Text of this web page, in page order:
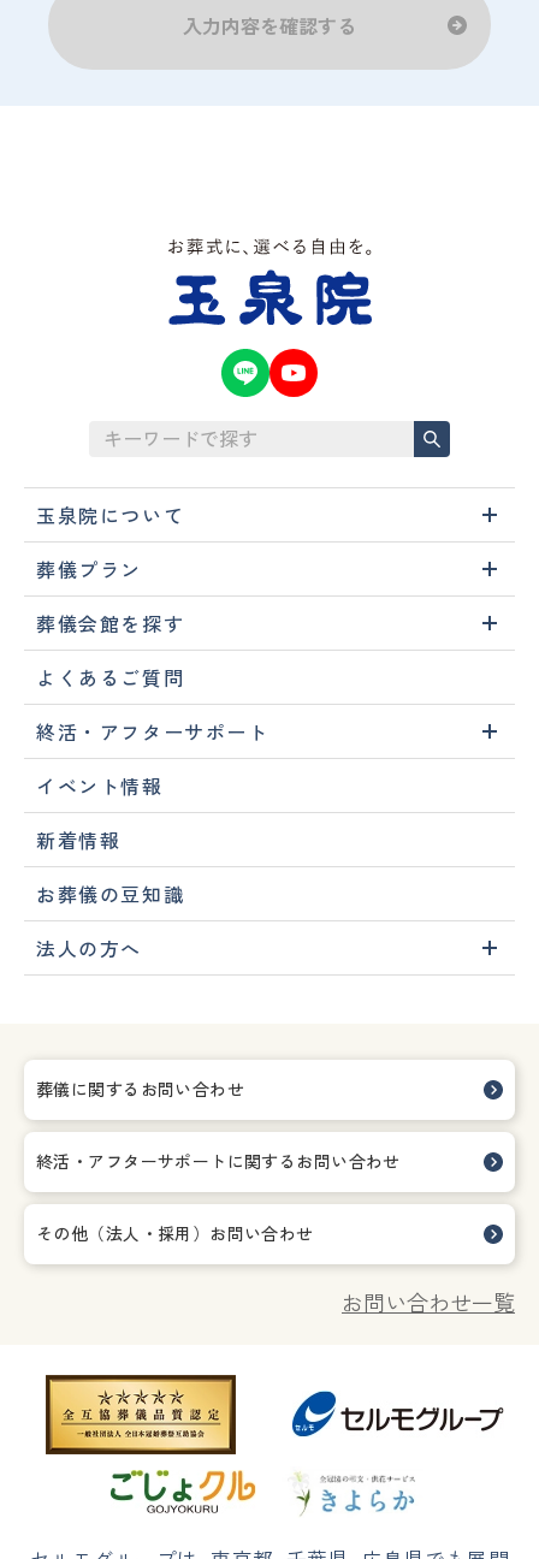
玉泉院について
葬儀プラン
葬儀会館を探す
よくあるご質問
終活・アフターサポート
イベント情報
新着情報
お葬儀の豆知識
法人の方へ
葬儀に関するお問い合わせ
終活・アフターサポートに関する お問い合わせ
その他（法人・採用）お問い合わせ
お問い合わせ一覧